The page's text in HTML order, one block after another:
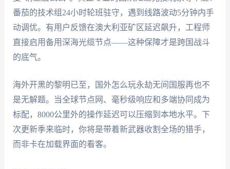
番茄的技术组24小时轮班驻守，遇到线路波动5分钟内手
动调优。有用户反馈在澳大利亚矿区延迟飙升，工程师
直接启用备用深海光缆节点——这种保障才是跨国战斗
的底气。
海外开黑的黎明已至，国外怎么玩永劫无间国服再也不
是无解题。当全球节点网、毫秒级响应和多端协同成为
标配，8000公里外的操作延迟可以压缩到本地水平。下
次更新季来临时，你将是带着新武器收割全场的猎手，
而非卡在加载界面的看客。